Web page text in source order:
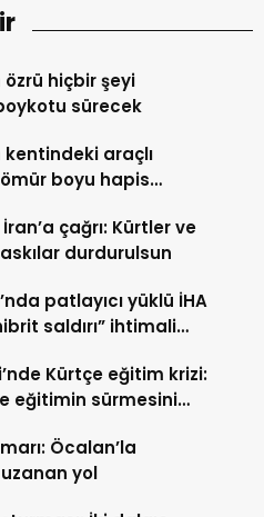
özrü hiçbir şeyi
sürecek
kentindeki araçlı
ömür boyu hapis
çağrı: Kürtler ve
durdurulsun
patlayıcı yüklü İHA
saldırı” ihtimali
Kürtçe eğitim krizi:
eğitimin sürmesini
Öcalan’la
yol